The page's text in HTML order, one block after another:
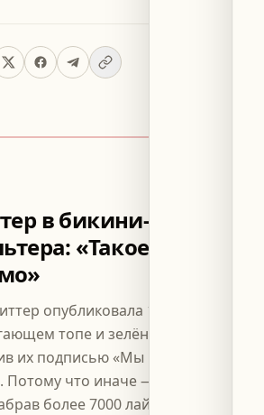
в бикини-трусах
«Такое
опубликовала 10 июля фото
топе и зелёных бикини-
их подписью «Мы продолжаем
Потому что иначе —
более 7000 лайков.